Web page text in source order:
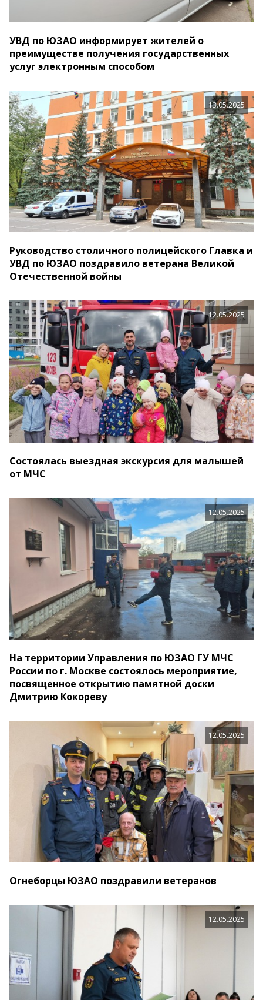
УВД по ЮЗАО информирует жителей о
преимуществе получения государственных
услуг электронным способом
13.05.2025
Руководство столичного полицейского Главка и
УВД по ЮЗАО поздравило ветерана Великой
Отечественной войны
12.05.2025
Состоялась выездная экскурсия для малышей
от МЧС
12.05.2025
На территории Управления по ЮЗАО ГУ МЧС
России по г. Москве состоялось мероприятие,
посвященное открытию памятной доски
Дмитрию Кокореву
12.05.2025
Огнеборцы ЮЗАО поздравили ветеранов
12.05.2025